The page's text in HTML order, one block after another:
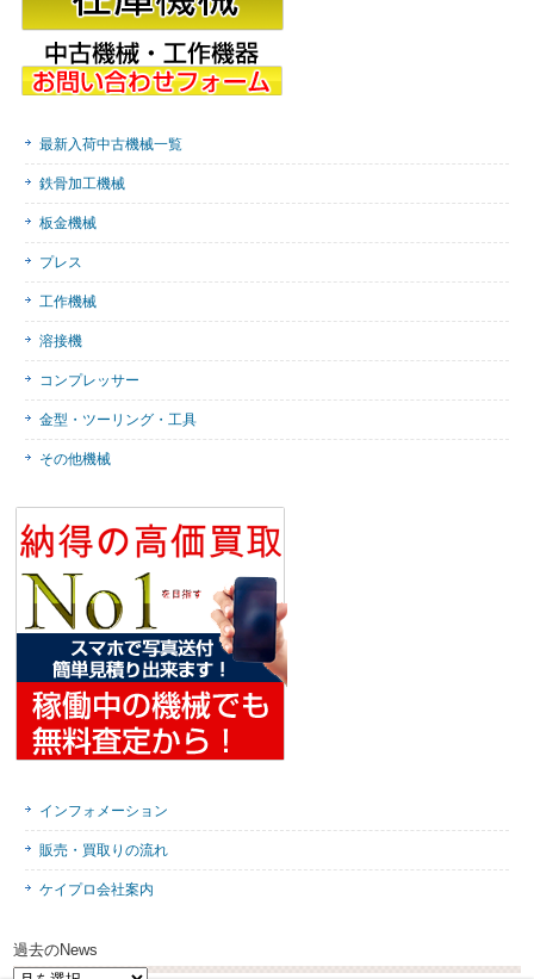
最新入荷中古機械一覧
鉄骨加工機械
板金機械
プレス
工作機械
溶接機
コンプレッサー
金型・ツーリング・工具
その他機械
インフォメーション
販売・買取りの流れ
ケイプロ会社案内
過去のNews